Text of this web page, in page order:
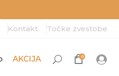
Kontakt Točke zvestobe
AKCIJA 0